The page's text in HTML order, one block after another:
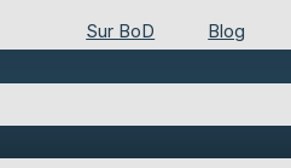
Sur BoD Blog